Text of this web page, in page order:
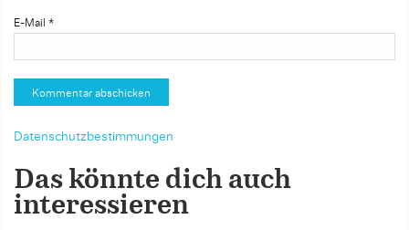
E-Mail *
Datenschutzbestimmungen
Das könnte dich auch
interessieren